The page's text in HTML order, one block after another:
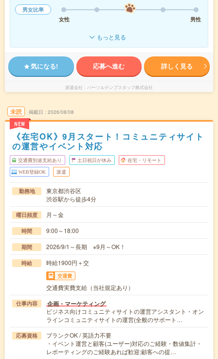
男女比率
女性
男性
もっと見る
気になる! 応募へ進む 詳しく見る
派遣会社 パーソルテンプスタッフ株式会社
未読
NEW
掲載日 2026/08/08
《在宅OK》9月スタート！コミュニティサイト
の運営やイベント対応
交通費別途支給あり 土日祝日が休み 在宅・リモート
WEB登録OK 派遣
勤務地
東京都渋谷区
渋谷駅から徒歩4分
曜日頻度 月～金
時間 9:00～18:00
期間 2026/9/1～長期 ※9月～OK！
時給 時給1900円＋交
交通費
交通費実費支給（当社規定あり）
仕事内容 企画・マーケティング
ビジネス向けコミュニティサイトの運営アシスタント・オン
ラインコミュニティサイトの運営(全般のサポート…
応募資格
ブランクOK / 英語力不要
・イベント運営と顧客(ユーザー)対応のご経験・数値集計・
レポーティングのご経験あれば歓迎:顧客への提…